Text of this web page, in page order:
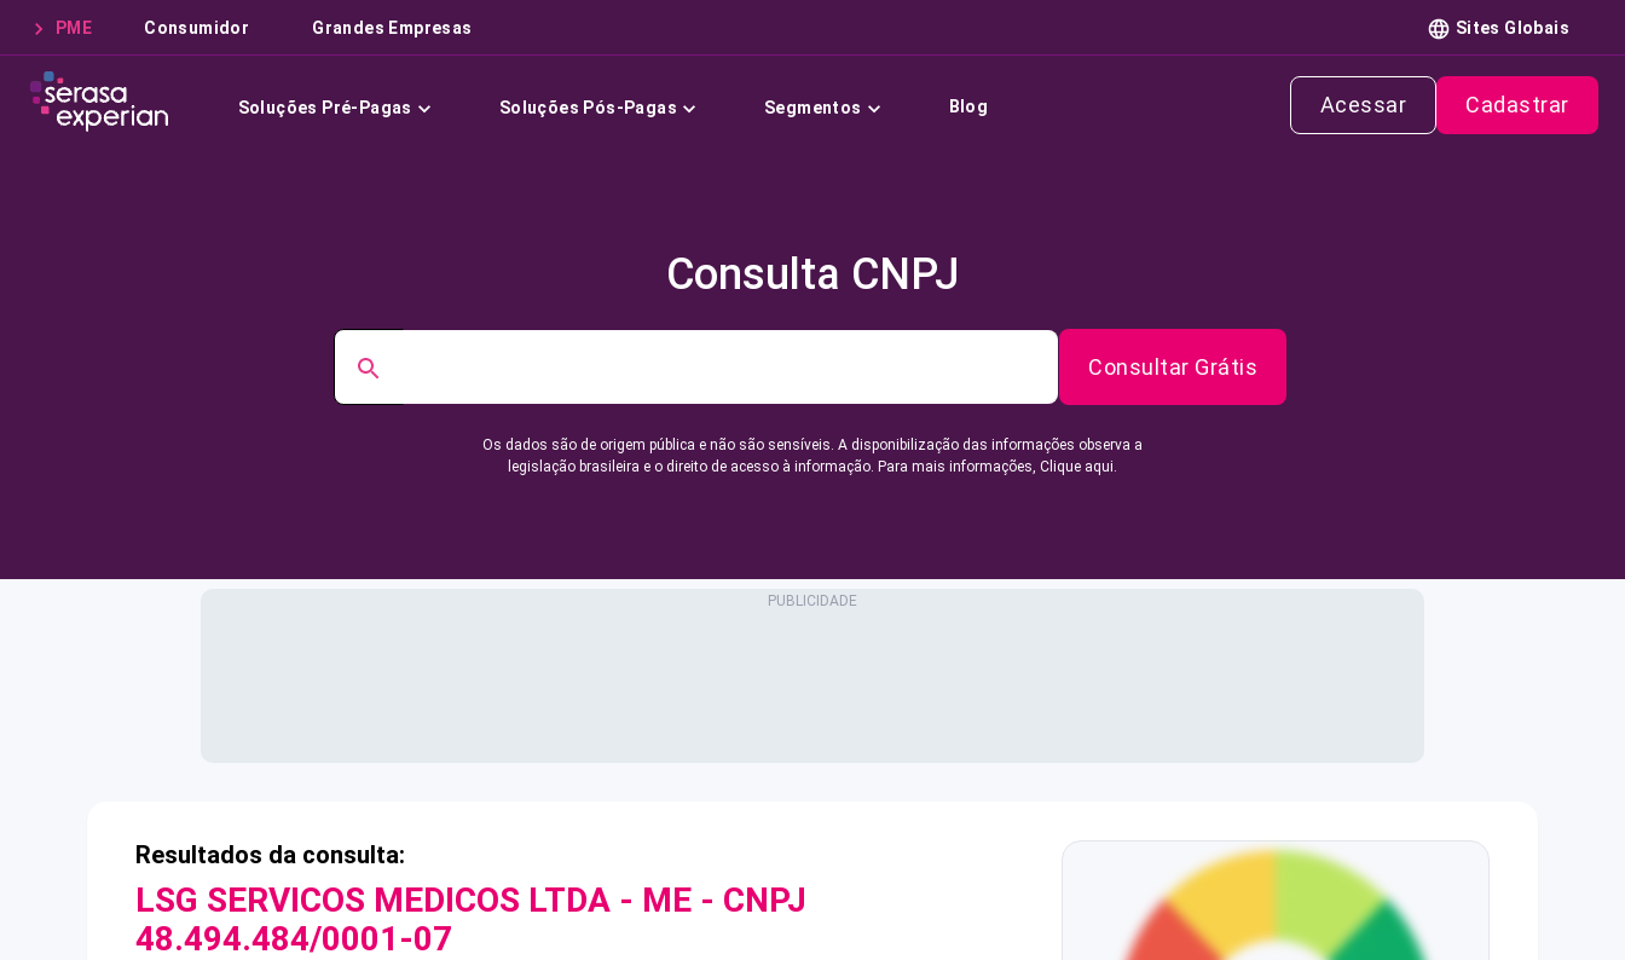
PME Consumidor Grandes Empresas Sites Globais
Soluções Pré-Pagas Soluções Pós-Pagas Segmentos Blog Acessar Cadastrar
Consulta CNPJ
Consultar Grátis
Os dados são de origem pública e não são sensíveis. A disponibilização das informações observa a
legislação brasileira e o direito de acesso à informação. Para mais informações, Clique aqui.
Resultados da consulta:
LSG SERVICOS MEDICOS LTDA - ME - CNPJ
48.494.484/0001-07